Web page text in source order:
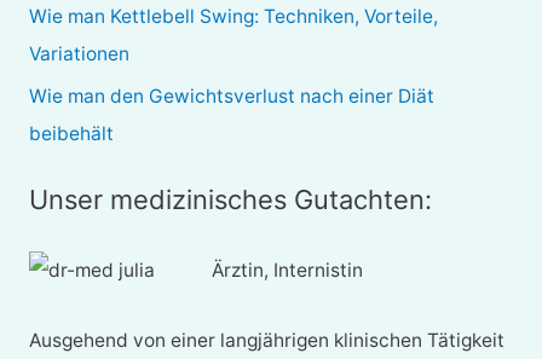
Wie man Kettlebell Swing: Techniken, Vorteile,
Variationen
Wie man den Gewichtsverlust nach einer Diät
beibehält
Unser medizinisches Gutachten:
Ärztin, Internistin
Ausgehend von einer langjährigen klinischen Tätigkeit